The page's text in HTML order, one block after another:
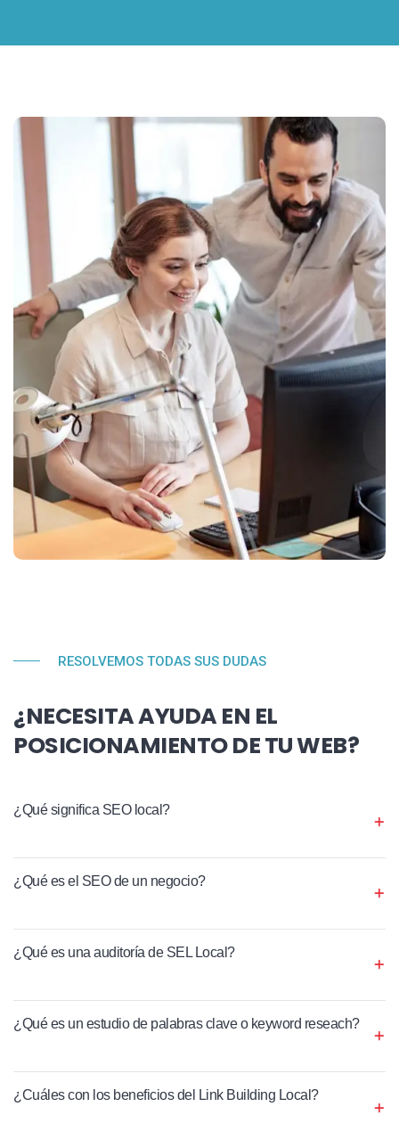
RESOLVEMOS TODAS SUS DUDAS
¿NECESITA AYUDA EN EL
POSICIONAMIENTO DE TU WEB?
¿Qué significa SEO local?
¿Qué es el SEO de un negocio?
¿Qué es una auditoría de SEL Local?
¿Qué es un estudio de palabras clave o keyword reseach?
¿Cuáles con los beneficios del Link Building Local?